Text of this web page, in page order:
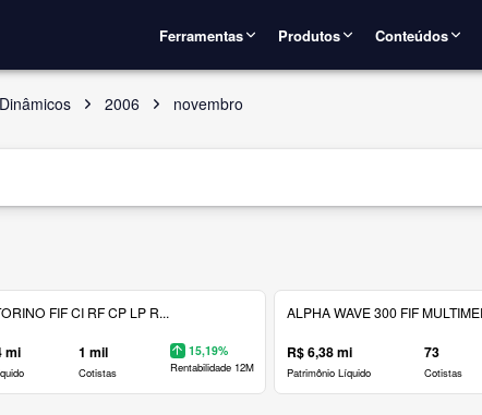
Ferramentas Produtos Conteúdos
2006 novembro
FIF CI RF CP LP R...
mi 1 mil
Cotistas
15,19%
Rentabilidade 12M
ALPHA WAVE 300 FIF
R$ 6,38 mi
Patrimônio Líquido
73
Cotistas